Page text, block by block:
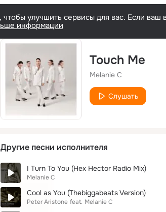
улучшить сервисы для вас. Если ваш
информации
Touch Me
Melanie C
Слушать
Другие песни исполнителя
I Turn To You (Hex Hector Radio Mix)
Melanie C
Cool as You (Thebiggabeats Version)
Peter Aristone feat. Melanie C